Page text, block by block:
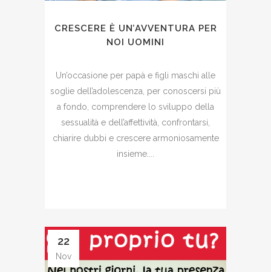
CRESCERE È UN’AVVENTURA PER
NOI UOMINI
Un’occasione per papà e figli maschi alle
soglie dell’adolescenza, per conoscersi più
a fondo, comprendere lo sviluppo della
sessualità e dell’affettività, confrontarsi,
chiarire dubbi e crescere armoniosamente
insieme....
22
Nov